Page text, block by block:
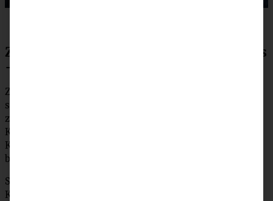
Zubereitung cremiger Avocado-Hummus
– vegan
Zunächst Avocado und Knoblauchzehe schälen und klein
schneiden und in den Hochleistungsmixer geben. Diese
zusammen mit allen anderen Zutaten (bis auf die
Kichererbsen) ganz glatt mixen. Zuletzt kommen die
Kichererbsen dazu, dadurch wird Euer Hummus
besonders cremig!
Sollte die Masse zu fest sein, gebt noch wenig vom
Kichererbsensud oder aber kaltes Wasser dazu. Zuletzt